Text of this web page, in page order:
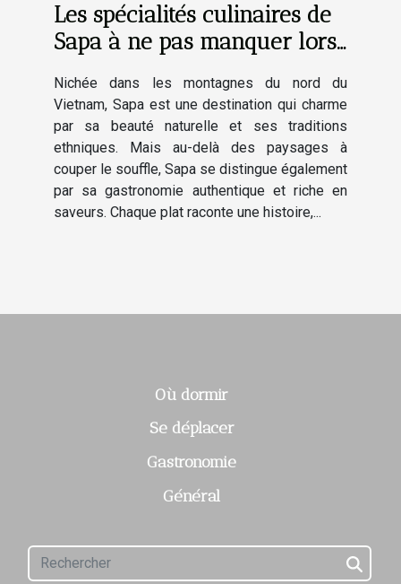
Les spécialités culinaires de
Sapa à ne pas manquer lors
Nichée dans les montagnes du nord du
Vietnam, Sapa est une destination qui charme
par sa beauté naturelle et ses traditions
ethniques. Mais au-delà des paysages à
couper le souffle, Sapa se distingue également
par sa gastronomie authentique et riche en
saveurs. Chaque plat raconte une histoire,...
Où dormir
Se déplacer
Gastronomie
Général